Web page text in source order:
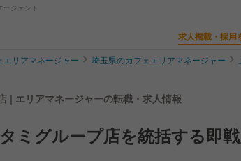
ジェント
求人掲載・採用
エリアマネージャー 埼玉県のカフェエリアマネージャー
| エリアマネージャーの転職・求人情報
ミグループ店を統括する即